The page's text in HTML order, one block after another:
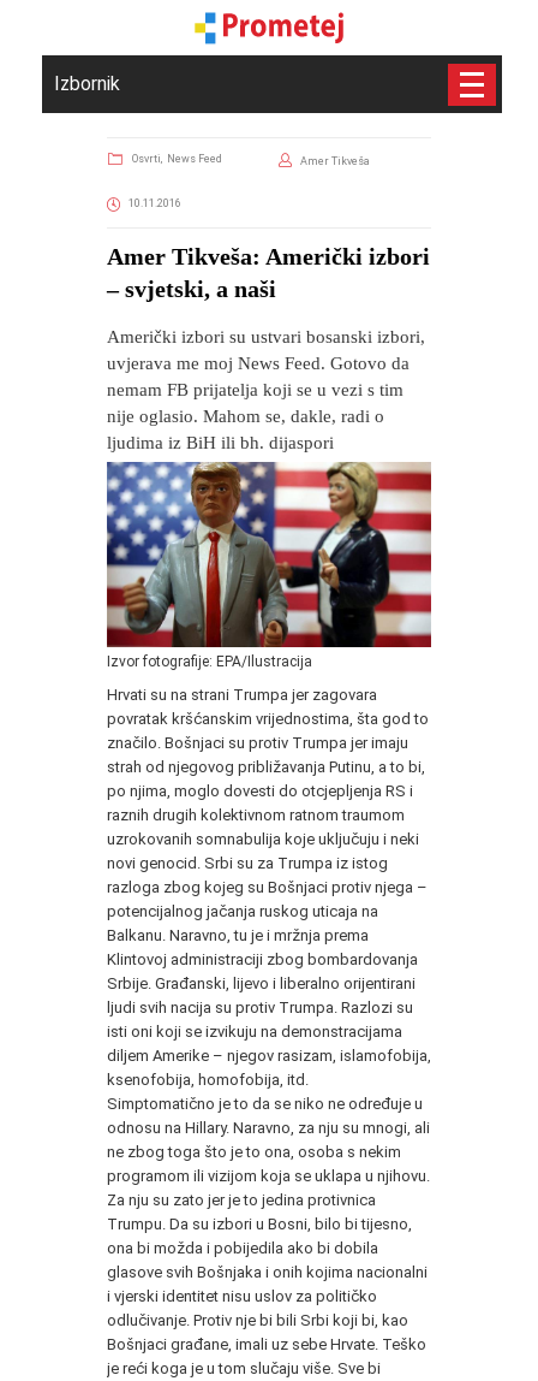
Izbornik
Osvrti, News Feed Amer Tikveša
10.11.2016
Amer Tikveša: Američki izbori
– svjetski, a naši
Američki izbori su ustvari bosanski izbori,
uvjerava me moj News Feed. Gotovo da
nemam FB prijatelja koji se u vezi s tim
nije oglasio. Mahom se, dakle, radi o
ljudima iz BiH ili bh. dijaspori
Izvor fotografije: EPA/Ilustracija
Hrvati su na strani Trumpa jer zagovara
povratak kršćanskim vrijednostima, šta god to
značilo. Bošnjaci su protiv Trumpa jer imaju
strah od njegovog približavanja Putinu, a to bi,
po njima, moglo dovesti do otcjepljenja RS i
raznih drugih kolektivnom ratnom traumom
uzrokovanih somnabulija koje uključuju i neki
novi genocid. Srbi su za Trumpa iz istog
razloga zbog kojeg su Bošnjaci protiv njega –
potencijalnog jačanja ruskog uticaja na
Balkanu. Naravno, tu je i mržnja prema
Klintovoj administraciji zbog bombardovanja
Srbije. Građanski, lijevo i liberalno orijentirani
ljudi svih nacija su protiv Trumpa. Razlozi su
isti oni koji se izvikuju na demonstracijama
diljem Amerike – njegov rasizam, islamofobija,
ksenofobija, homofobija, itd.
Simptomatično je to da se niko ne određuje u
odnosu na Hillary. Naravno, za nju su mnogi, ali
ne zbog toga što je to ona, osoba s nekim
programom ili vizijom koja se uklapa u njihovu.
Za nju su zato jer je to jedina protivnica
Trumpu. Da su izbori u Bosni, bilo bi tijesno,
ona bi možda i pobijedila ako bi dobila
glasove svih Bošnjaka i onih kojima nacionalni
i vjerski identitet nisu uslov za političko
odlučivanje. Protiv nje bi bili Srbi koji bi, kao
Bošnjaci građane, imali uz sebe Hrvate. Teško
je reći koga je u tom slučaju više. Sve bi